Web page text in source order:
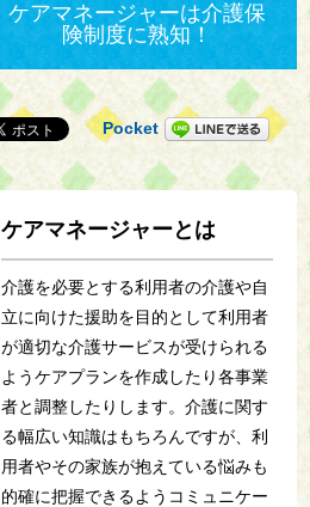
ケアマネージャーは介護保
険制度に熟知！
Pocket
ケアマネージャーとは
介護を必要とする利用者の介護や自
立に向けた援助を目的として利用者
が適切な介護サービスが受けられる
ようケアプランを作成したり各事業
者と調整したりします。介護に関す
る幅広い知識はもちろんですが、利
用者やその家族が抱えている悩みも
的確に把握できるようコミュニケー